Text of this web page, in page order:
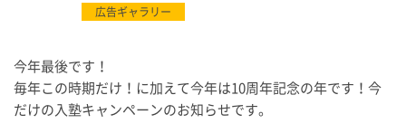
広告ギャラリー
今年最後です！
毎年この時期だけ！に加えて今年は10周年記念の年です！今
だけの入塾キャンペーンのお知らせです。